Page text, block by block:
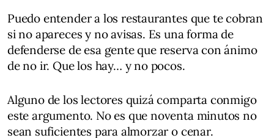
Puedo entender a los restaurantes que te cobran
si no apareces y no avisas. Es una forma de
defenderse de esa gente que reserva con ánimo
de no ir. Que los hay… y no pocos.
Alguno de los lectores quizá comparta conmigo
este argumento. No es que noventa minutos no
sean suficientes para almorzar o cenar.